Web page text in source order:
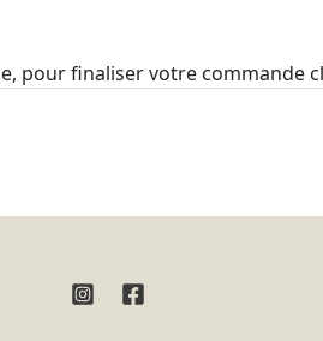
pour finaliser votre commande